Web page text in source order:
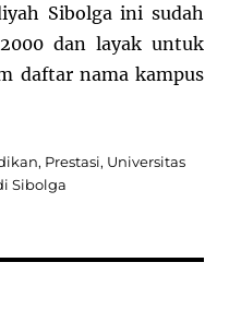
Sibolga ini sudah
dan layak untuk
daftar nama kampus
, Prestasi, Universitas
Sibolga